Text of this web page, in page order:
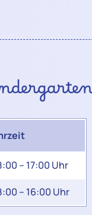
– 17:00 Uhr
– 16:00 Uhr